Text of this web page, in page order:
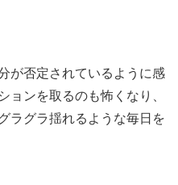
が否定されているように感
ョンを取るのも怖くなり、
ラグラ揺れるような毎日を